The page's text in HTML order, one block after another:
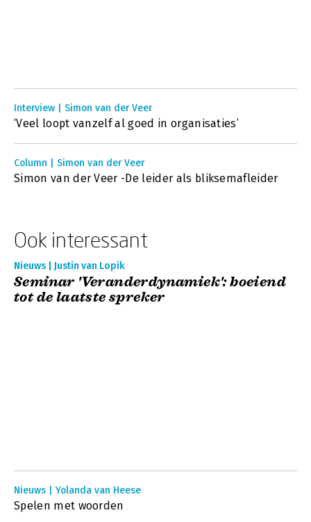
Interview | Simon van der Veer
‘Veel loopt vanzelf al goed in organisaties’
Column | Simon van der Veer
Simon van der Veer -De leider als bliksemafleider
Ook interessant
Nieuws | Justin van Lopik
Seminar 'Veranderdynamiek': boeiend
tot de laatste spreker
Nieuws | Yolanda van Heese
Spelen met woorden